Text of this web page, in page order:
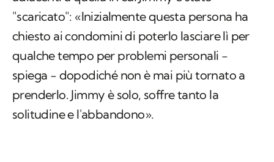
"scaricato": «Inizialmente questa persona ha
chiesto ai condomini di poterlo lasciare lì per
qualche tempo per problemi personali −
spiega − dopodiché non è mai più tornato a
prenderlo. Jimmy è solo, soffre tanto la
solitudine e l'abbandono».